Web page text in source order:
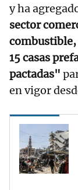
y ha
sector
combustible,
15 casas
pactadas"
en vigor